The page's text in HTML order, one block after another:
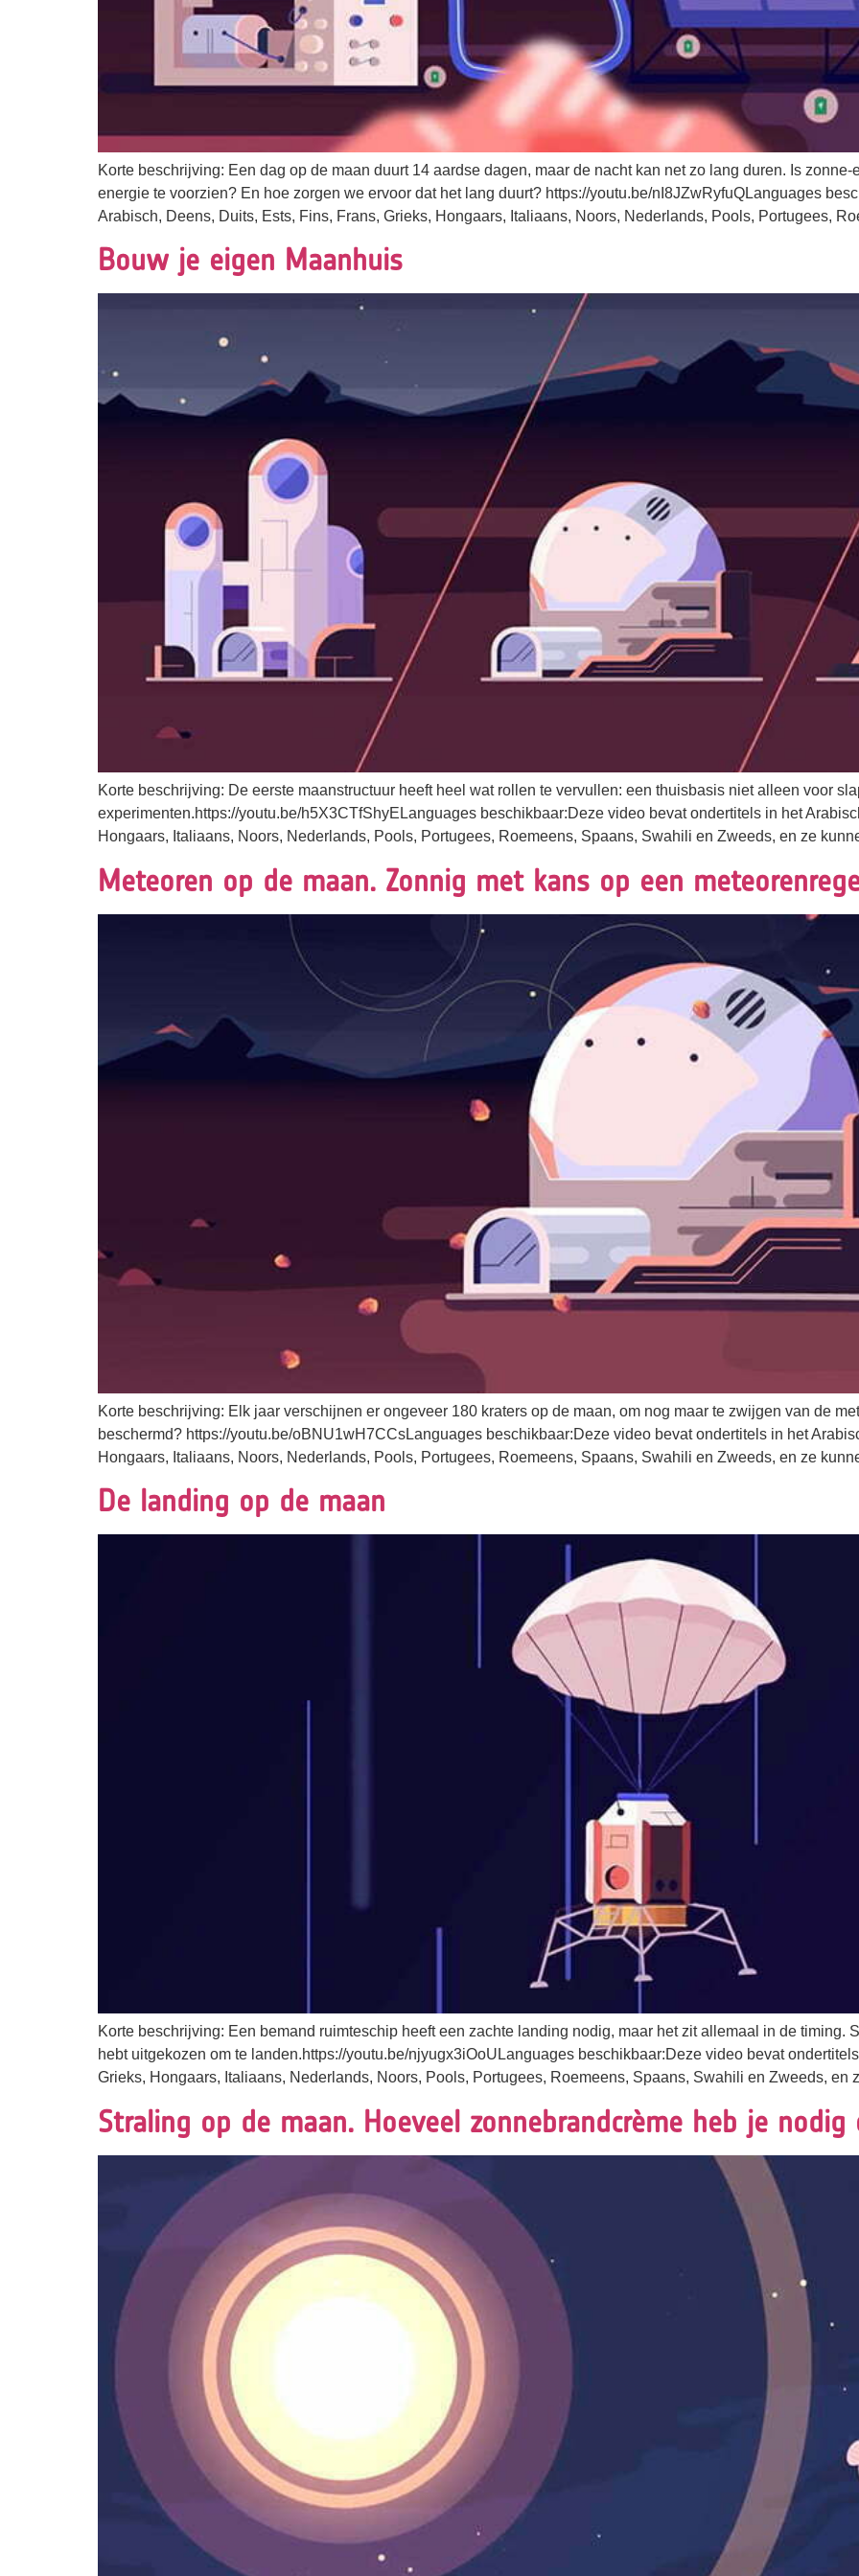
Korte beschrijving: Een dag op de maan duurt 14 aardse dagen, maar de nacht kan net zo lang duren. Is
energie te voorzien? En hoe zorgen we ervoor dat het lang duurt? https://youtu.be/nI8JZwRyfuQLanguages
Arabisch, Deens, Duits, Ests, Fins, Frans, Grieks, Hongaars, Italiaans, Noors, Nederlands, Pools, Portugees,
Bouw je eigen Maanhuis
Korte beschrijving: De eerste maanstructuur heeft heel wat rollen te vervullen: een thuisbasis niet alleen voor
experimenten.https://youtu.be/h5X3CTfShyELanguages beschikbaar:Deze video bevat ondertitels in het
Hongaars, Italiaans, Noors, Nederlands, Pools, Portugees, Roemeens, Spaans, Swahili en Zweeds, en ze
Meteoren op de maan. Zonnig met kans op een
Korte beschrijving: Elk jaar verschijnen er ongeveer 180 kraters op de maan, om nog maar te zwijgen van de
beschermd? https://youtu.be/oBNU1wH7CCsLanguages beschikbaar:Deze video bevat ondertitels in het
Hongaars, Italiaans, Noors, Nederlands, Pools, Portugees, Roemeens, Spaans, Swahili en Zweeds, en ze
De landing op de maan
Korte beschrijving: Een bemand ruimteschip heeft een zachte landing nodig, maar het zit allemaal in de timing.
hebt uitgekozen om te landen.https://youtu.be/njyugx3iOoULanguages beschikbaar:Deze video bevat
Grieks, Hongaars, Italiaans, Nederlands, Noors, Pools, Portugees, Roemeens, Spaans, Swahili en Zweeds, en
Straling op de maan. Hoeveel zonnebrandcrème heb je nodig